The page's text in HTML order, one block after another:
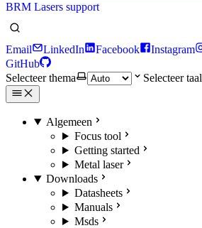
BRM Lasers support
Email LinkedIn Facebook Instagram
GitHub
Selecteer thema
Selecteer taal
Algemeen
Focus tool
Getting started
Metal laser
Downloads
Datasheets
Manuals
Msds